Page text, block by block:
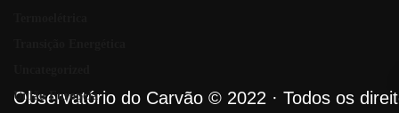
União Europeia
Observatório do Carvão © 2022 · Todos os